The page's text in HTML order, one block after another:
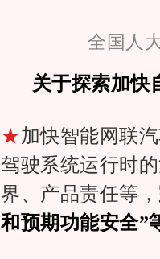
全国人
关于探索加快
★加快智能网联
驾驶系统运行时
界、产品责任等，
和预期功能安全”